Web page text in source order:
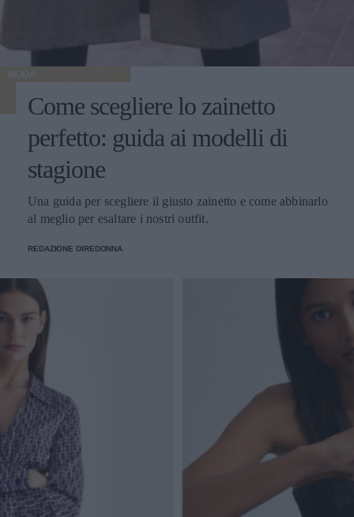
MODA
Come scegliere lo zainetto
perfetto: guida ai modelli di
stagione
Una guida per scegliere il giusto zainetto e come abbinarlo
al meglio per esaltare i nostri outfit.
REDAZIONE DIREDONNA